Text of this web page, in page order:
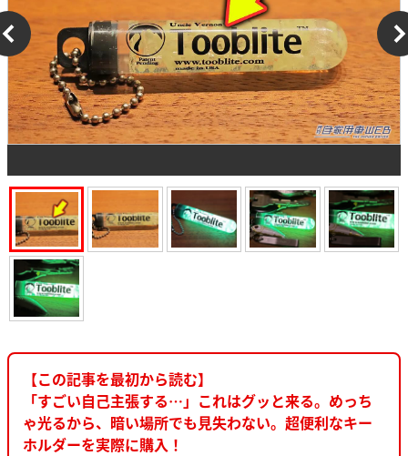
【この記事を最初から読む】
「すごい自己主張する…」これはグッと来る。めっち
ゃ光るから、暗い場所でも見失わない。超便利なキー
ホルダーを実際に購入！